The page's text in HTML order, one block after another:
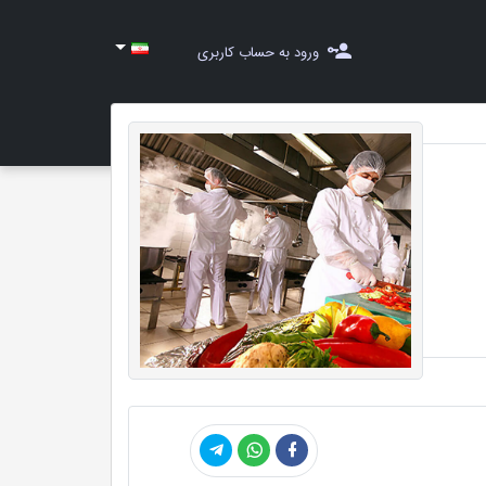
ورود به حساب کاربری